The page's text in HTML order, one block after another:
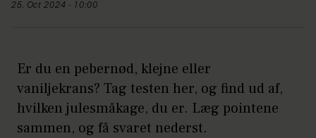
25. Oct 2024 - 10:00
Er du en pebernød, klejne eller
vaniljekrans? Tag testen her, og find ud af,
hvilken julesmåkage, du er. Læg pointene
sammen, og få svaret nederst.